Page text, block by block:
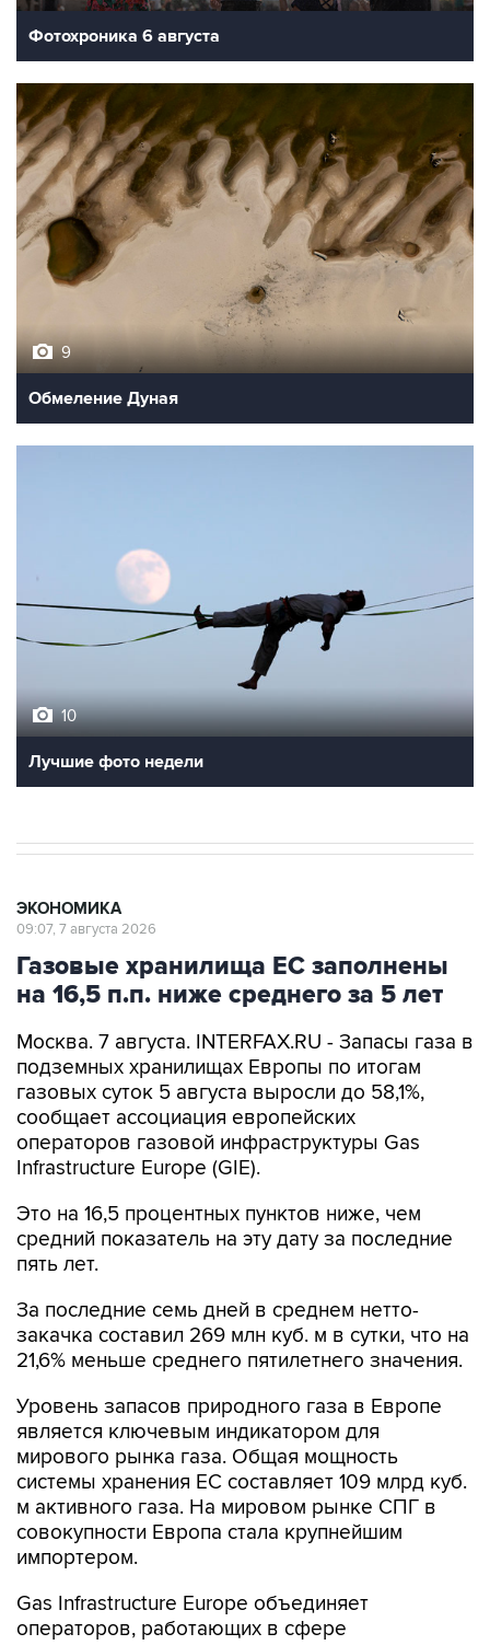
Фотохроника 6 августа
9
Обмеление Дуная
10
Лучшие фото недели
ЭКОНОМИКА
09:07, 7 августа 2026
Газовые хранилища ЕС заполнены
на 16,5 п.п. ниже среднего за 5 лет
Москва. 7 августа. INTERFAX.RU - Запасы газа в
подземных хранилищах Европы по итогам
газовых суток 5 августа выросли до 58,1%,
сообщает ассоциация европейских
операторов газовой инфраструктуры Gas
Infrastructure Europe (GIE).
Это на 16,5 процентных пунктов ниже, чем
средний показатель на эту дату за последние
пять лет.
За последние семь дней в среднем нетто-
закачка составил 269 млн куб. м в сутки, что на
21,6% меньше среднего пятилетнего значения.
Уровень запасов природного газа в Европе
является ключевым индикатором для
мирового рынка газа. Общая мощность
системы хранения ЕС составляет 109 млрд куб.
м активного газа. На мировом рынке СПГ в
совокупности Европа стала крупнейшим
импортером.
Gas Infrastructure Europe объединяет
операторов, работающих в сфере